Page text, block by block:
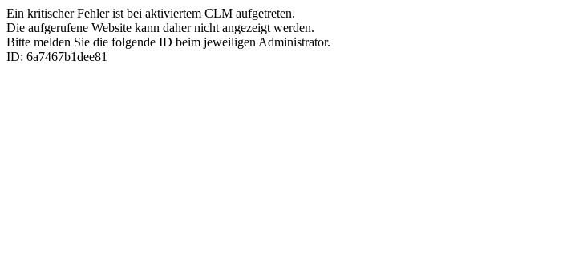
Ein kritischer Fehler ist bei aktiviertem CLM aufgetreten.
Die aufgerufene Website kann daher nicht angezeigt werden.
Bitte melden Sie die folgende ID beim jeweiligen Administrator.
ID: 6a7467b1dee81